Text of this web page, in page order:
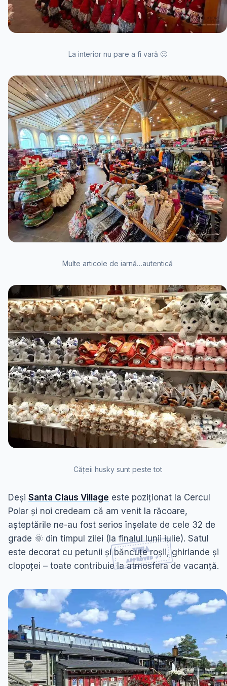
La interior nu pare a fi vară 🙂
Multe articole de iarnă…autentică
Cățeii husky sunt peste tot
Deși Santa Claus Village este poziționat la Cercul
Polar și noi credeam că am venit la răcoare,
așteptările ne-au fost serios înșelate de cele 32 de
grade 🌞 din timpul zilei (la finalul lunii iulie). Satul
este decorat cu petunii și băncuțe roșii, ghirlande și
clopoței – toate contribuie la atmosfera de vacanță.